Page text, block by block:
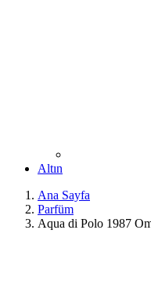
Altın
Ana Sayfa
Parfüm
Aqua di Polo 1987